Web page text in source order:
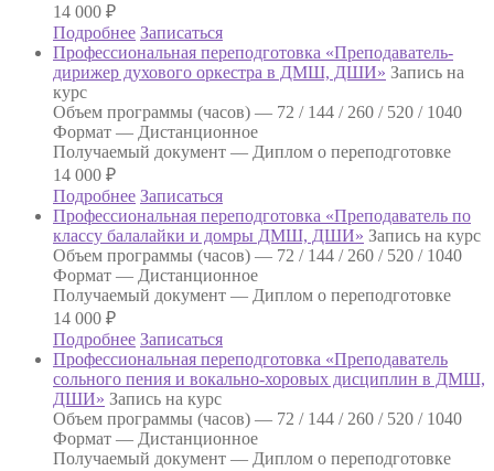
14 000 ₽
Подробнее Записаться
Профессиональная переподготовка «Преподаватель-
дирижер духового оркестра в ДМШ, ДШИ» Запись на
курс
Объем программы (часов) — 72 / 144 / 260 / 520 / 1040
Формат — Дистанционное
Получаемый документ — Диплом о переподготовке
14 000 ₽
Подробнее Записаться
Профессиональная переподготовка «Преподаватель по
классу балалайки и домры ДМШ, ДШИ» Запись на курс
Объем программы (часов) — 72 / 144 / 260 / 520 / 1040
Формат — Дистанционное
Получаемый документ — Диплом о переподготовке
14 000 ₽
Подробнее Записаться
Профессиональная переподготовка «Преподаватель
сольного пения и вокально-хоровых дисциплин в ДМШ,
ДШИ» Запись на курс
Объем программы (часов) — 72 / 144 / 260 / 520 / 1040
Формат — Дистанционное
Получаемый документ — Диплом о переподготовке